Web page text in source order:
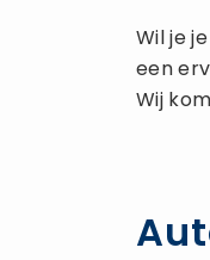
Wil je je
een
Wij